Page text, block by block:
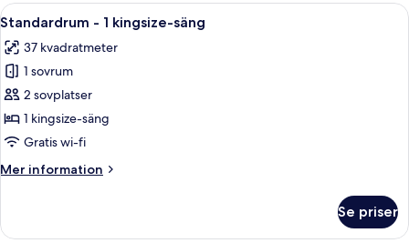
kingsize-
Öppna
alla
foton
för
Standardrum
-
1
säng
En stor säng med ett blått överkast,
6
Standardrum - 1 kingsize-säng
37 kvadratmeter
1 sovrum
2 sovplatser
1 kingsize-säng
Gratis wi-fi
Mer information
Mer
-
Se priser